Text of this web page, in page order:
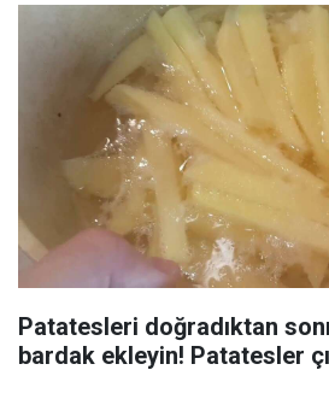
Patatesleri doğradıktan
bardak ekleyin! Patatesler